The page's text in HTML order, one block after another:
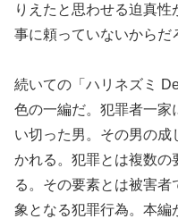
りえたと思わせる迫真
事に頼っていないからだ
続いての「ハリネズミ
色の一編だ。犯罪者一家
い切った男。その男の成
かれる。犯罪とは複数の
る。その要素とは被害
象となる犯罪行為。本編